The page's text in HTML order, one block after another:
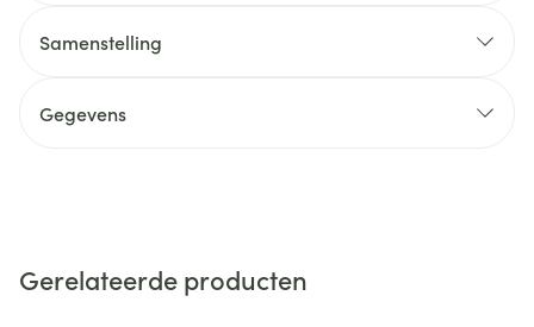
Samenstelling
Gegevens
Gerelateerde producten